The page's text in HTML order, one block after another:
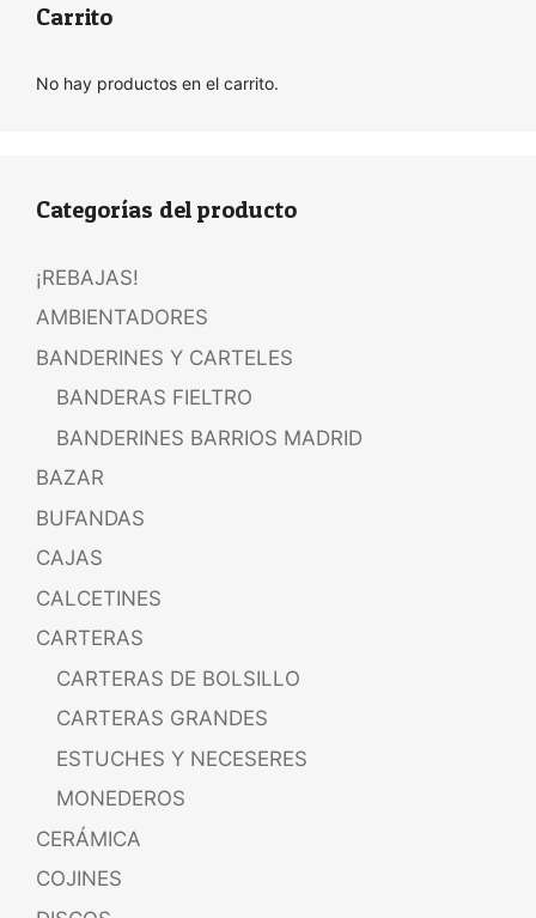
Carrito
No hay productos en el carrito.
Categorías del producto
¡REBAJAS!
AMBIENTADORES
BANDERINES Y CARTELES
BANDERAS FIELTRO
BANDERINES BARRIOS MADRID
BAZAR
BUFANDAS
CAJAS
CALCETINES
CARTERAS
CARTERAS DE BOLSILLO
CARTERAS GRANDES
ESTUCHES Y NECESERES
MONEDEROS
CERÁMICA
COJINES